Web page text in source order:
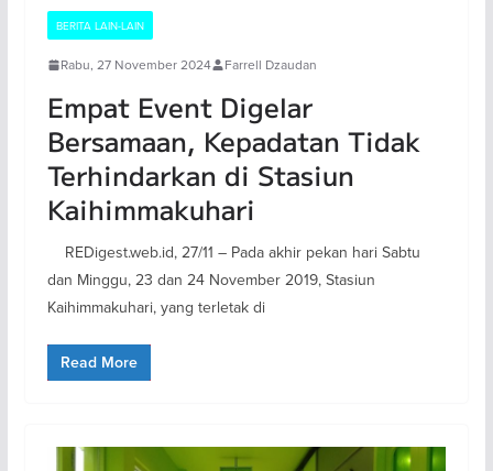
BERITA LAIN-LAIN
Rabu, 27 November 2024 Farrell Dzaudan
Empat Event Digelar
Bersamaan, Kepadatan Tidak
Terhindarkan di Stasiun
Kaihimmakuhari
REDigest.web.id, 27/11 – Pada akhir pekan hari Sabtu
dan Minggu, 23 dan 24 November 2019, Stasiun
Kaihimmakuhari, yang terletak di
Read More